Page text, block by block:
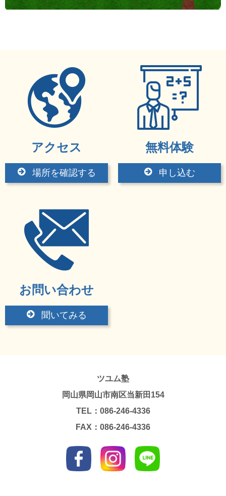
アクセス
場所を確認する
無料体験
申し込む
お問い合わせ
聞いてみる
ツユム塾
岡山県岡山市南区当新田154
TEL：086-246-4336
FAX：086-246-4336